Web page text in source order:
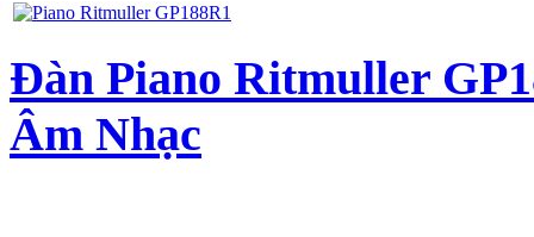
Đàn Piano Ritmuller
Âm Nhạc